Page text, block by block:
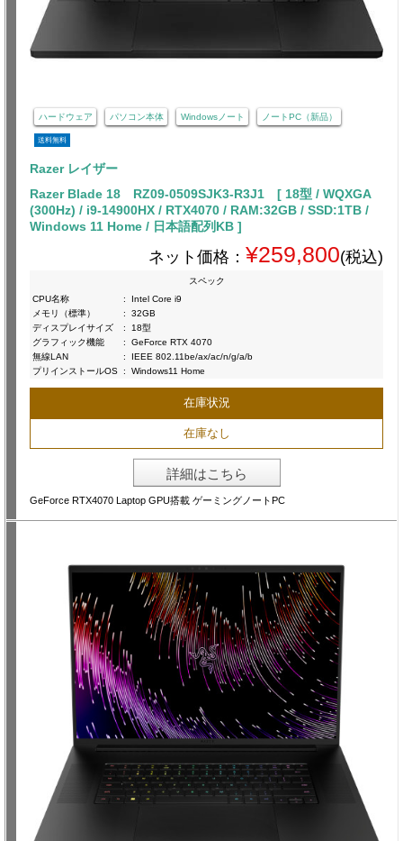
ハードウェア パソコン本体 Windowsノート ノートPC（新品）
送料無料
Razer レイザー
Razer Blade 18 RZ09-0509SJK3-R3J1 [ 18型 / WQXGA
(300Hz) / i9-14900HX / RTX4070 / RAM:32GB / SSD:1TB /
Windows 11 Home / 日本語配列KB ]
ネット価格： ¥259,800(税込)
スペック
CPU名称
:
Intel Core i9
メモリ（標準）
:
32GB
ディスプレイサイズ
:
18型
グラフィック機能
:
GeForce RTX 4070
無線LAN
:
IEEE 802.11be/ax/ac/n/g/a/b
プリインストールOS : Windows11 Home
在庫状況
在庫なし
詳細はこちら
GeForce RTX4070 Laptop GPU搭載 ゲーミングノートPC